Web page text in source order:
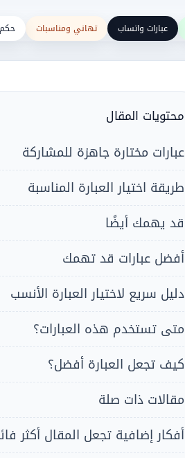
عبارات واتساب تهاني ومناسبات
محتويات المقال
عبارات مختارة جاهزة للمشاركة
طريقة اختيار العبارة المناسبة
قد يهمك أيضًا
أفضل عبارات قد تهمك
دليل سريع لاختيار العبارة الأنسب
متى تستخدم هذه العبارات؟
كيف تجعل العبارة أفضل؟
مقالات ذات صلة
أفكار إضافية تجعل المقال أكثر